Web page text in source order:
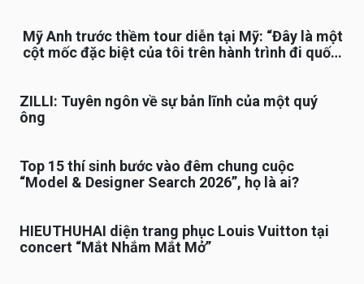
Mỹ Anh trước thềm tour diễn tại Mỹ: “Đây là một
cột mốc đặc biệt của tôi trên hành trình đi quốc
ZILLI: Tuyên ngôn về sự bản lĩnh của một quý
ông
Top 15 thí sinh bước vào đêm chung cuộc
“Model & Designer Search 2026”, họ là ai?
HIEUTHUHAI diện trang phục Louis Vuitton tại
concert “Mắt Nhắm Mắt Mở”